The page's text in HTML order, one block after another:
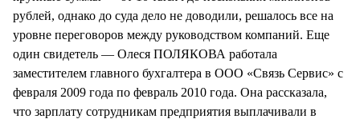
рублей, однако до суда дело не доводили, решалось все на
уровне переговоров между руководством компаний. Еще
один свидетель — Олеся ПОЛЯКОВА работала
заместителем главного бухгалтера в ООО «Связь Сервис» с
февраля 2009 года по февраль 2010 года. Она рассказала,
что зарплату сотрудникам предприятия выплачивали в